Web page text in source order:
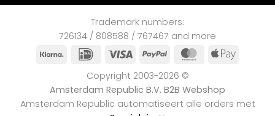
Trademark numbers:
726134 / 808588 / 767467 and more
Klarna
iDEAL Visa PayPal MasterCard
Apple
Copyright 2003-2026 ©
Amsterdam Republic B.V. B2B Webshop
Amsterdam Republic automatiseert alle orders met